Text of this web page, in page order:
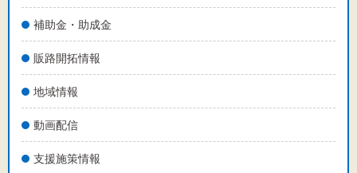
補助金・助成金
販路開拓情報
地域情報
動画配信
支援施策情報